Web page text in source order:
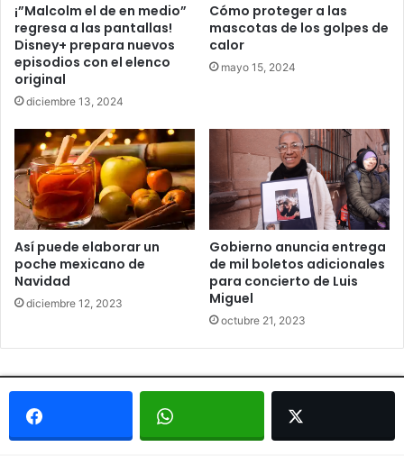
¡”Malcolm el de en medio”
regresa a las pantallas!
Disney+ prepara nuevos
episodios con el elenco
original
diciembre 13, 2024
Cómo proteger a las
mascotas de los golpes de
calor
mayo 15, 2024
Así puede elaborar un
poche mexicano de
Navidad
diciembre 12, 2023
Gobierno anuncia entrega
de mil boletos adicionales
para concierto de Luis
Miguel
octubre 21, 2023
© Copyright 2026, Todos los derechos reservados - Metrópoli
San Luis 2013 |